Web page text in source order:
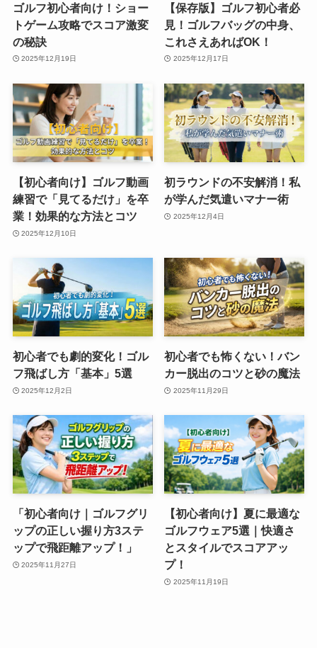
ゴルフ初心者向け！ショー
トゲーム攻略でスコア激変
の秘訣
2025年12月19日
【保存版】ゴルフ初心者必
見！ゴルフバッグの中身、
これさえあればOK！
2025年12月17日
【初心者向け】ゴルフ動画
練習で「見てるだけ」を卒
業！効果的な方法とコツ
2025年12月10日
初ラウンドの不安解消！私
が学んだ気遣いマナー術
2025年12月4日
初心者でも劇的変化！ゴル
フ飛ばし方「基本」5選
2025年12月2日
初心者でも怖くない！バン
カー脱出のコツと砂の魔法
2025年11月29日
「初心者向け｜ゴルフグリ
ップの正しい握り方3ステ
ップで飛距離アップ！」
2025年11月27日
【初心者向け】夏に最適な
ゴルフウェア5選｜快適さ
とスタイルでスコアアッ
プ！
2025年11月19日